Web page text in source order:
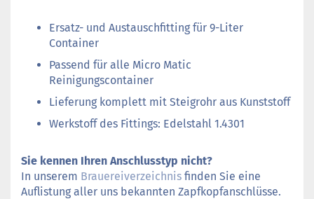
Ersatz- und Austauschfitting für 9-Liter
Container
Passend für alle Micro Matic
Reinigungscontainer
Lieferung komplett mit Steigrohr aus Kunststoff
Werkstoff des Fittings: Edelstahl 1.4301
Sie kennen Ihren Anschlusstyp nicht?
In unserem Brauereiverzeichnis finden Sie eine
Auflistung aller uns bekannten Zapfkopfanschlüsse.